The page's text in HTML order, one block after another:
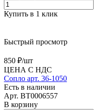
Купить в 1 клик
Быстрый просмотр
850 ₽/шт
ЦЕНА С НДС
Сопло арт. 36-1050
Есть в наличии
Арт. BT0006557
В корзину